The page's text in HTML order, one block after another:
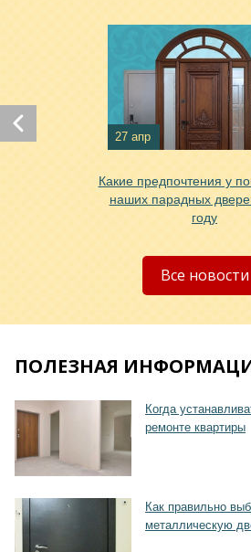
Хочу такую
27 апр
Какие предпочтения у
наших парадных
году
Все новости
ПОЛЕЗНАЯ
Когда
ремонте квартиры
Как правильно
металлическую